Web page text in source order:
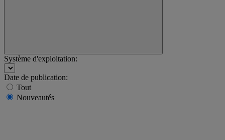
Système d'exploitation:
Date de publication:
Tout
Nouveautés